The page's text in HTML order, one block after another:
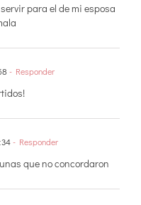
para el de mi esposa
- Responder
- Responder
que no concordaron